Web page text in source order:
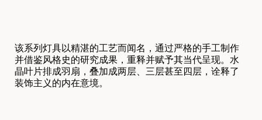
该系列灯具以精湛的工艺而闻名，通过严格的手工制作
并借鉴风格史的研究成果，重释并赋予其当代呈现。水
晶叶片排成羽扇，叠加成两层、三层甚至四层，诠释了
装饰主义的内在意境。